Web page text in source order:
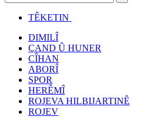
TÊKETIN
DIMILÎ
ÇAND Û HUNER
CÎHAN
ABORÎ
SPOR
HERÊMÎ
ROJEVA HILBIJARTINÊ
ROJEV